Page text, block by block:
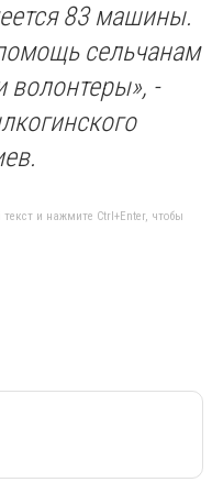
83 машины.
сельчанам
волонтеры», -
и нажмите Ctrl+Enter, чтобы